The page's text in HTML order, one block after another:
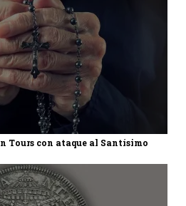
Tours con ataque al Santísimo